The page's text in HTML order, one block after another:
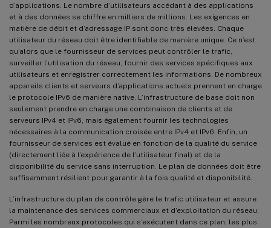
d’applications. Le nombre d’utilisateurs accédant à des applications
et à des données se chiffre en milliers de millions. Les exigences en
matière de débit et d’adressage IP sont donc très élevées. Chaque
utilisateur du réseau doit être identifiable de manière unique. Ce n’est
qu’alors que le fournisseur de services peut contrôler le trafic,
surveiller l’utilisation du réseau, fournir des services spécifiques aux
utilisateurs et enregistrer correctement les informations. De nombreux
appareils clients et serveurs d’applications actuels prennent en charge
le protocole IPv6 de manière native. L’infrastructure de base doit non
seulement prendre en charge une combinaison de clients et de
serveurs IPv4 et IPv6, mais également fournir les technologies
nécessaires à la communication croisée entre IPv4 et IPv6. Enfin, un
fournisseur de services est évalué en fonction de la qualité du service
(directement liée à l’expérience de l’utilisateur final) et de la
disponibilité du service sans interruption. Le plan de données doit être
suffisamment résilient pour garantir à la fois qualité et disponibilité.
L’infrastructure du plan de contrôle gère le trafic utilisateur et assure
la maintenance des services commerciaux et d’exploitation du réseau.
Parmi les nombreux protocoles qui s’exécutent dans ce plan, les plus